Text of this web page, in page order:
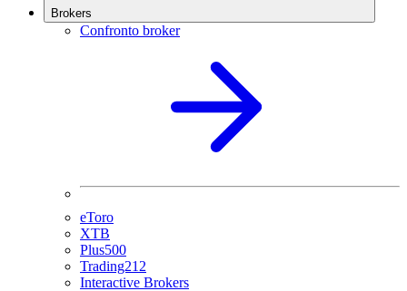
Brokers
Confronto broker
eToro
XTB
Plus500
Trading212
Interactive Brokers